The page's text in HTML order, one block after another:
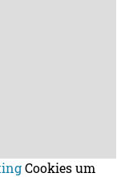
Cookies um